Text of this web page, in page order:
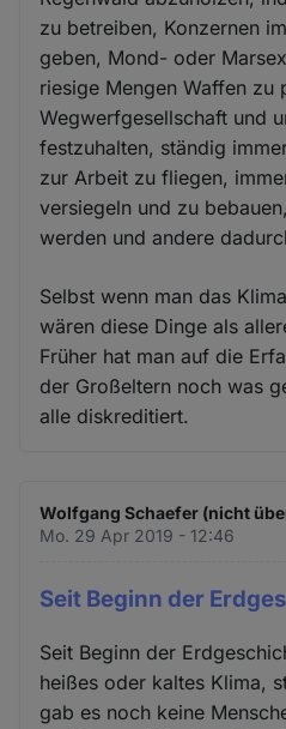
zu betreiben, Konzernen
geben, Mond- oder
riesige Mengen Waffen zu
Wegwerfgesellschaft und
festzuhalten, ständig
zur Arbeit zu fliegen,
versiegeln und zu
werden und andere
Selbst wenn man das
wären diese Dinge als
Früher hat man auf die
der Großeltern noch was
alle diskreditiert.
Wolfgang Schaefer (nicht
Mo. 29 Apr 2019 - 12:46
Seit Beginn der
Seit Beginn der
heißes oder kaltes Klima,
gab es noch keine